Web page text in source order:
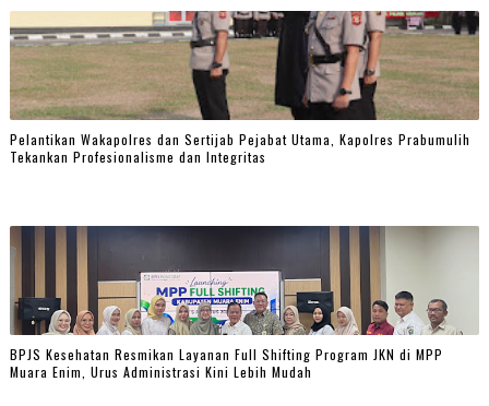
Pelantikan Wakapolres dan Sertijab Pejabat Utama, Kapolres Prabumulih
Tekankan Profesionalisme dan Integritas
BPJS Kesehatan Resmikan Layanan Full Shifting Program JKN di MPP
Muara Enim, Urus Administrasi Kini Lebih Mudah